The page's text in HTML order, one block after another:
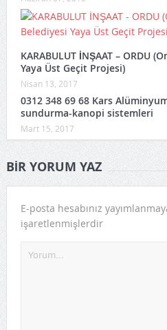
KARABULUT İNŞAAT – ORDU
Yaya Üst Geçit Projesi)
Nisan 13, 2017
0312 348 69 68 Kars
sundurma-kanopi sistemleri
Mart 15, 2017
BIR YORUM YAZ
E-posta hesabınız
işaretlenmişlerdir